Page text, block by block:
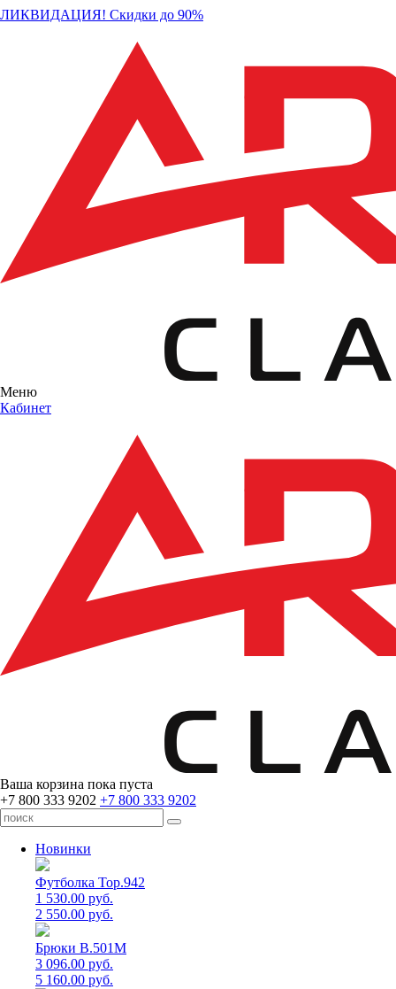
ЛИКВИДАЦИЯ! Скидки до 90%
Меню
Кабинет
Ваша корзина пока пуста
+7 800 333 9202 +7 800 333 9202
Новинки
Футболка Top.942
1 530.00 руб.
2 550.00 руб.
Брюки B.501M
3 096.00 руб.
5 160.00 руб.